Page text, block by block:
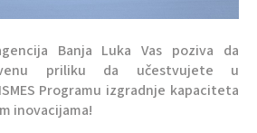
Banja Luka Vas poziva da
priliku da učestvujete u
Programu izgradnje kapaciteta
inovacijama!